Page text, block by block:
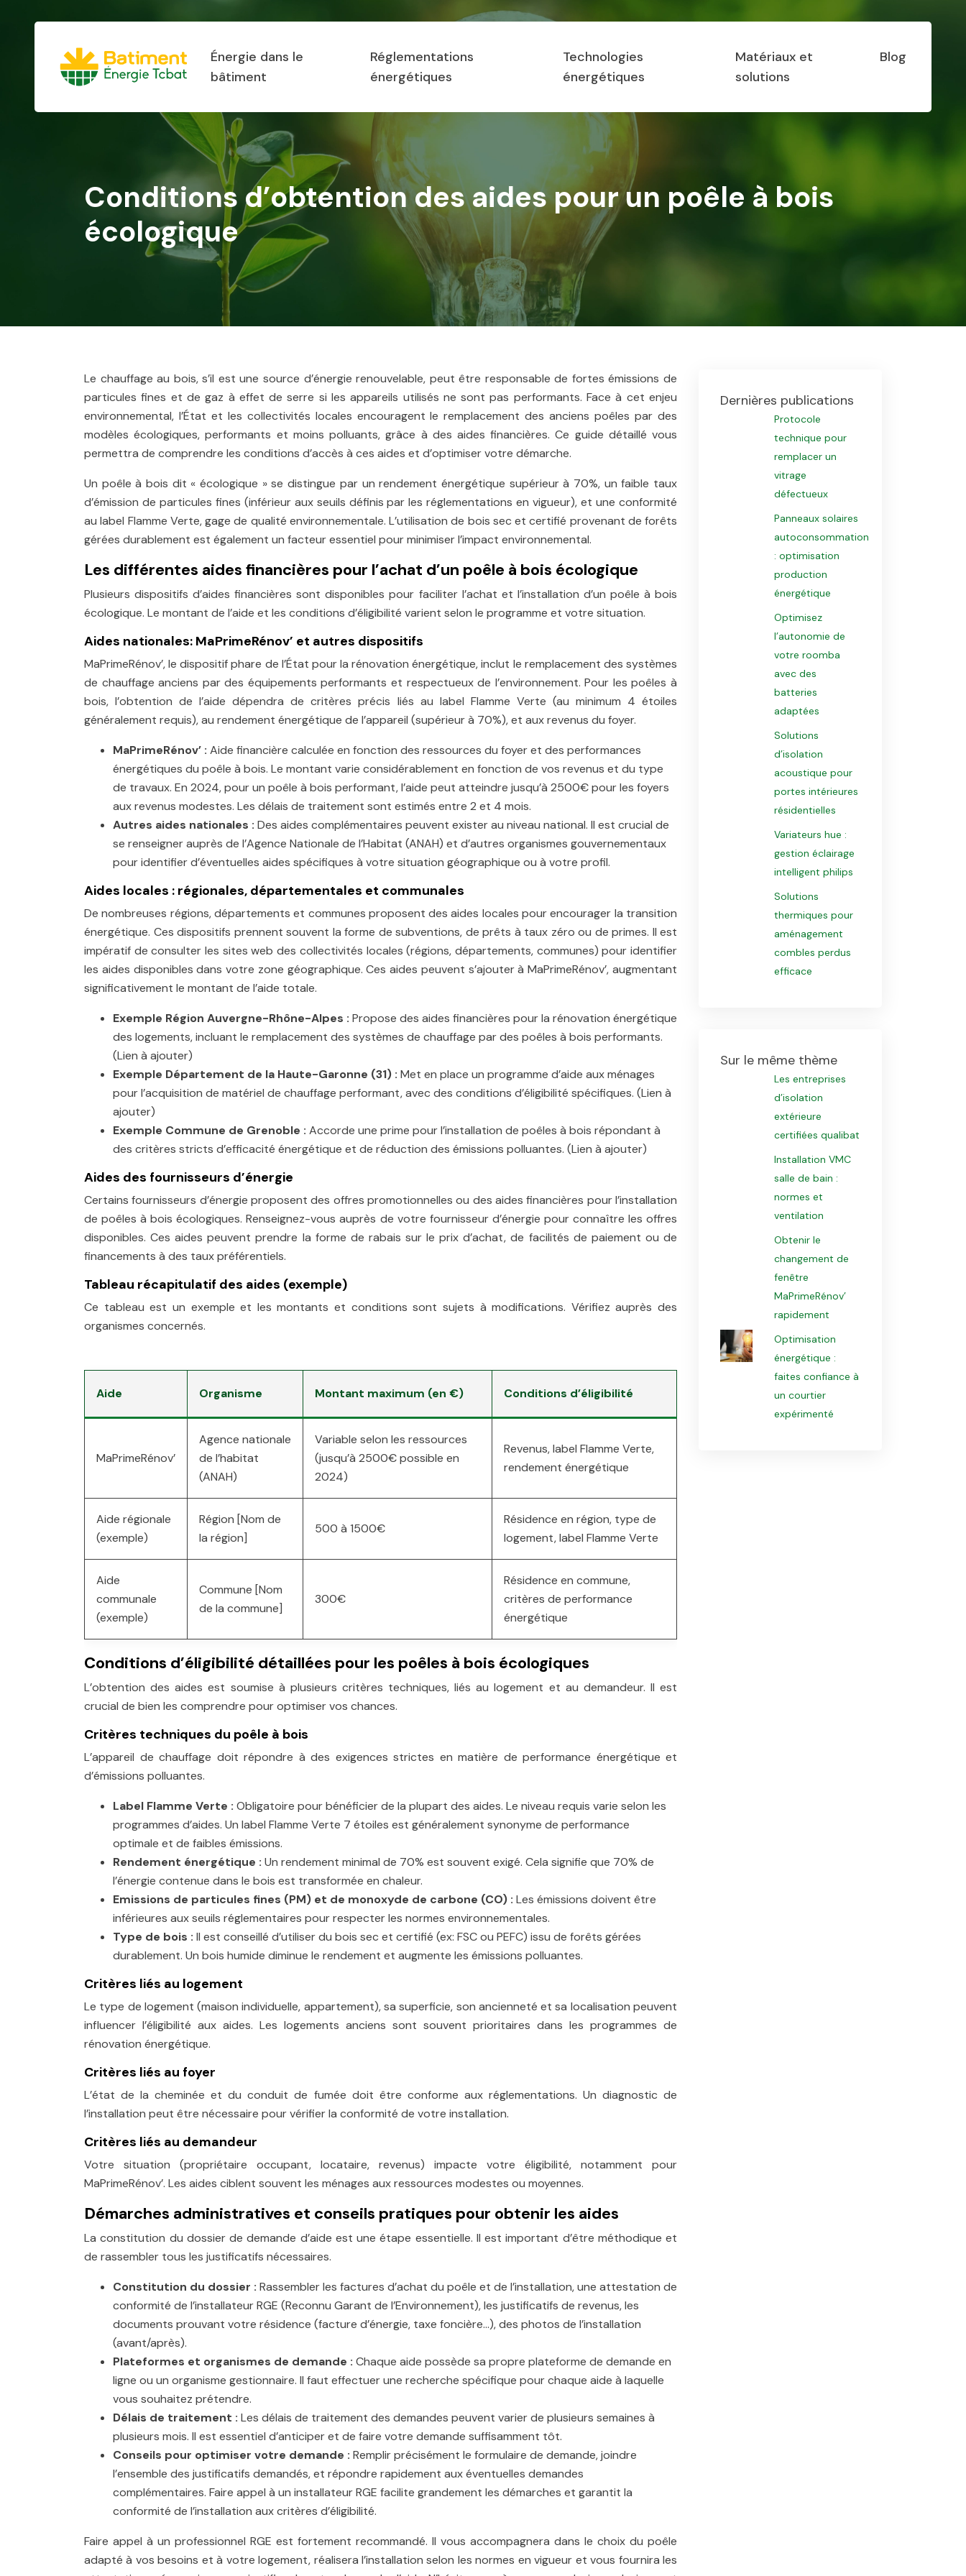
Énergie dans le
bâtiment
Réglementations
énergétiques
Technologies
énergétiques
Matériaux et
solutions
Blog
Conditions d’obtention des aides pour un poêle à bois
écologique
Le chauffage au bois, s’il est une source d’énergie renouvelable, peut être responsable de fortes émissions de
particules fines et de gaz à effet de serre si les appareils utilisés ne sont pas performants. Face à cet enjeu
environnemental, l’État et les collectivités locales encouragent le remplacement des anciens poêles par des
modèles écologiques, performants et moins polluants, grâce à des aides financières. Ce guide détaillé vous
permettra de comprendre les conditions d’accès à ces aides et d’optimiser votre démarche.
Un poêle à bois dit « écologique » se distingue par un rendement énergétique supérieur à 70%, un faible taux
d’émission de particules fines (inférieur aux seuils définis par les réglementations en vigueur), et une conformité
au label Flamme Verte, gage de qualité environnementale. L’utilisation de bois sec et certifié provenant de forêts
gérées durablement est également un facteur essentiel pour minimiser l’impact environnemental.
Les différentes aides financières pour l’achat d’un poêle à bois écologique
Plusieurs dispositifs d’aides financières sont disponibles pour faciliter l’achat et l’installation d’un poêle à bois
écologique. Le montant de l’aide et les conditions d’éligibilité varient selon le programme et votre situation.
Aides nationales: MaPrimeRénov’ et autres dispositifs
MaPrimeRénov’, le dispositif phare de l’État pour la rénovation énergétique, inclut le remplacement des systèmes
de chauffage anciens par des équipements performants et respectueux de l’environnement. Pour les poêles à
bois, l’obtention de l’aide dépendra de critères précis liés au label Flamme Verte (au minimum 4 étoiles
généralement requis), au rendement énergétique de l’appareil (supérieur à 70%), et aux revenus du foyer.
MaPrimeRénov’ : Aide financière calculée en fonction des ressources du foyer et des performances
énergétiques du poêle à bois. Le montant varie considérablement en fonction de vos revenus et du type
de travaux. En 2024, pour un poêle à bois performant, l’aide peut atteindre jusqu’à 2500€ pour les foyers
aux revenus modestes. Les délais de traitement sont estimés entre 2 et 4 mois.
Autres aides nationales : Des aides complémentaires peuvent exister au niveau national. Il est crucial de
se renseigner auprès de l’Agence Nationale de l’Habitat (ANAH) et d’autres organismes gouvernementaux
pour identifier d’éventuelles aides spécifiques à votre situation géographique ou à votre profil.
Aides locales : régionales, départementales et communales
De nombreuses régions, départements et communes proposent des aides locales pour encourager la transition
énergétique. Ces dispositifs prennent souvent la forme de subventions, de prêts à taux zéro ou de primes. Il est
impératif de consulter les sites web des collectivités locales (régions, départements, communes) pour identifier
les aides disponibles dans votre zone géographique. Ces aides peuvent s’ajouter à MaPrimeRénov’, augmentant
significativement le montant de l’aide totale.
Exemple Région Auvergne-Rhône-Alpes : Propose des aides financières pour la rénovation énergétique
des logements, incluant le remplacement des systèmes de chauffage par des poêles à bois performants.
(Lien à ajouter)
Exemple Département de la Haute-Garonne (31) : Met en place un programme d’aide aux ménages
pour l’acquisition de matériel de chauffage performant, avec des conditions d’éligibilité spécifiques. (Lien à
ajouter)
Exemple Commune de Grenoble : Accorde une prime pour l’installation de poêles à bois répondant à
des critères stricts d’efficacité énergétique et de réduction des émissions polluantes. (Lien à ajouter)
Aides des fournisseurs d’énergie
Certains fournisseurs d’énergie proposent des offres promotionnelles ou des aides financières pour l’installation
de poêles à bois écologiques. Renseignez-vous auprès de votre fournisseur d’énergie pour connaître les offres
disponibles. Ces aides peuvent prendre la forme de rabais sur le prix d’achat, de facilités de paiement ou de
financements à des taux préférentiels.
Tableau récapitulatif des aides (exemple)
Ce tableau est un exemple et les montants et conditions sont sujets à modifications. Vérifiez auprès des
organismes concernés.
Aide Organisme Montant maximum (en €) Conditions d’éligibilité
MaPrimeRénov’
Agence nationale
de l’habitat
(ANAH)
Variable selon les ressources
(jusqu’à 2500€ possible en
2024)
Revenus, label Flamme Verte,
rendement énergétique
Aide régionale
(exemple)
Région [Nom de
la région]
500 à 1500€
Résidence en région, type de
logement, label Flamme Verte
Aide
communale
(exemple)
Commune [Nom
de la commune]
300€
Résidence en commune,
critères de performance
énergétique
Conditions d’éligibilité détaillées pour les poêles à bois écologiques
L’obtention des aides est soumise à plusieurs critères techniques, liés au logement et au demandeur. Il est
crucial de bien les comprendre pour optimiser vos chances.
Critères techniques du poêle à bois
L’appareil de chauffage doit répondre à des exigences strictes en matière de performance énergétique et
d’émissions polluantes.
Label Flamme Verte : Obligatoire pour bénéficier de la plupart des aides. Le niveau requis varie selon les
programmes d’aides. Un label Flamme Verte 7 étoiles est généralement synonyme de performance
optimale et de faibles émissions.
Rendement énergétique : Un rendement minimal de 70% est souvent exigé. Cela signifie que 70% de
l’énergie contenue dans le bois est transformée en chaleur.
Emissions de particules fines (PM) et de monoxyde de carbone (CO) : Les émissions doivent être
inférieures aux seuils réglementaires pour respecter les normes environnementales.
Type de bois : Il est conseillé d’utiliser du bois sec et certifié (ex: FSC ou PEFC) issu de forêts gérées
durablement. Un bois humide diminue le rendement et augmente les émissions polluantes.
Critères liés au logement
Le type de logement (maison individuelle, appartement), sa superficie, son ancienneté et sa localisation peuvent
influencer l’éligibilité aux aides. Les logements anciens sont souvent prioritaires dans les programmes de
rénovation énergétique.
Critères liés au foyer
L’état de la cheminée et du conduit de fumée doit être conforme aux réglementations. Un diagnostic de
l’installation peut être nécessaire pour vérifier la conformité de votre installation.
Critères liés au demandeur
Votre situation (propriétaire occupant, locataire, revenus) impacte votre éligibilité, notamment pour
MaPrimeRénov’. Les aides ciblent souvent les ménages aux ressources modestes ou moyennes.
Démarches administratives et conseils pratiques pour obtenir les aides
La constitution du dossier de demande d’aide est une étape essentielle. Il est important d’être méthodique et
de rassembler tous les justificatifs nécessaires.
Constitution du dossier : Rassembler les factures d’achat du poêle et de l’installation, une attestation de
conformité de l’installateur RGE (Reconnu Garant de l’Environnement), les justificatifs de revenus, les
documents prouvant votre résidence (facture d’énergie, taxe foncière…), des photos de l’installation
(avant/après).
Plateformes et organismes de demande : Chaque aide possède sa propre plateforme de demande en
ligne ou un organisme gestionnaire. Il faut effectuer une recherche spécifique pour chaque aide à laquelle
vous souhaitez prétendre.
Délais de traitement : Les délais de traitement des demandes peuvent varier de plusieurs semaines à
plusieurs mois. Il est essentiel d’anticiper et de faire votre demande suffisamment tôt.
Conseils pour optimiser votre demande : Remplir précisément le formulaire de demande, joindre
l’ensemble des justificatifs demandés, et répondre rapidement aux éventuelles demandes
complémentaires. Faire appel à un installateur RGE facilite grandement les démarches et garantit la
conformité de l’installation aux critères d’éligibilité.
Faire appel à un professionnel RGE est fortement recommandé. Il vous accompagnera dans le choix du poêle
adapté à vos besoins et à votre logement, réalisera l’installation selon les normes en vigueur et vous fournira les
Dernières publications
Protocole
technique pour
remplacer un
vitrage
défectueux
Panneaux solaires
autoconsommation
: optimisation
production
énergétique
Optimisez
l’autonomie de
votre roomba
avec des
batteries
adaptées
Solutions
d’isolation
acoustique pour
portes intérieures
résidentielles
Variateurs hue :
gestion éclairage
intelligent philips
Solutions
thermiques pour
aménagement
combles perdus
efficace
Sur le même thème
Les entreprises
d’isolation
extérieure
certifiées qualibat
Installation VMC
salle de bain :
normes et
ventilation
Obtenir le
changement de
fenêtre
MaPrimeRénov’
rapidement
Optimisation
énergétique :
faites confiance à
un courtier
expérimenté